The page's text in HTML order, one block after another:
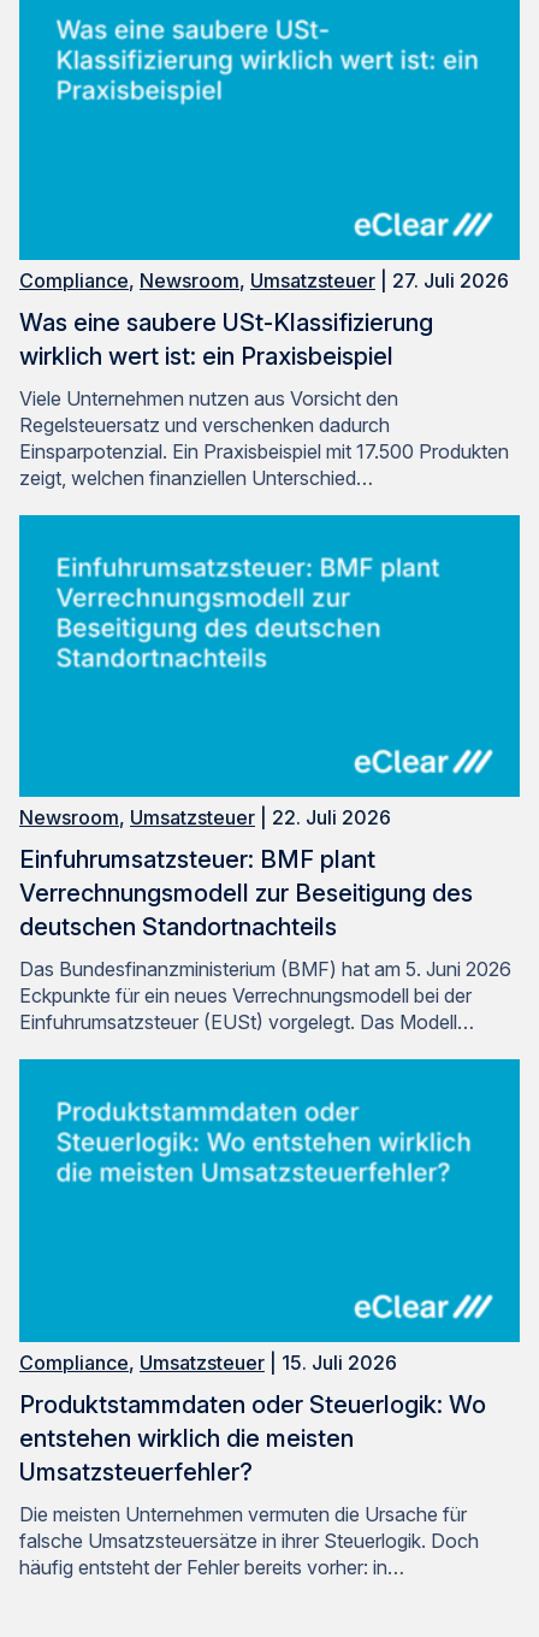
Compliance, Newsroom, Umsatzsteuer | 27. Juli 2026
Was eine saubere USt-Klassifizierung
wirklich wert ist: ein Praxisbeispiel
Viele Unternehmen nutzen aus Vorsicht den
Regelsteuersatz und verschenken dadurch
Einsparpotenzial. Ein Praxisbeispiel mit 17.500 Produkten
zeigt, welchen finanziellen Unterschied…
Newsroom, Umsatzsteuer | 22. Juli 2026
Einfuhrumsatzsteuer: BMF plant
Verrechnungsmodell zur Beseitigung des
deutschen Standortnachteils
Das Bundesfinanzministerium (BMF) hat am 5. Juni 2026
Eckpunkte für ein neues Verrechnungsmodell bei der
Einfuhrumsatzsteuer (EUSt) vorgelegt. Das Modell…
Compliance, Umsatzsteuer | 15. Juli 2026
Produktstammdaten oder Steuerlogik: Wo
entstehen wirklich die meisten
Umsatzsteuerfehler?
Die meisten Unternehmen vermuten die Ursache für
falsche Umsatzsteuersätze in ihrer Steuerlogik. Doch
häufig entsteht der Fehler bereits vorher: in…